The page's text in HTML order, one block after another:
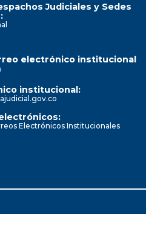
Judiciales y Sedes
electrónico institucional
institucional:
Electrónicos Institucionales